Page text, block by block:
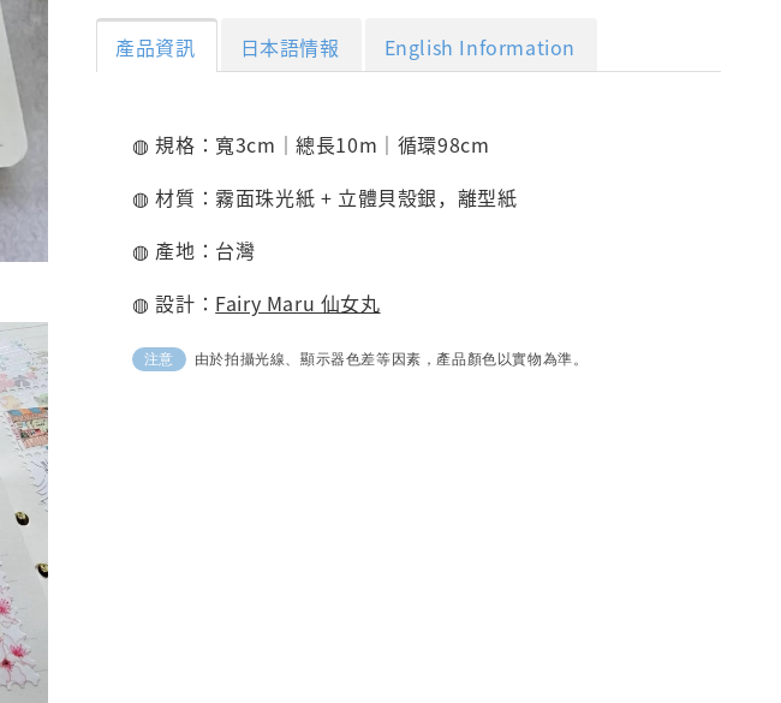
產品資訊 日本語情報 English Information
◍ 規格：寬3cm｜總長10m｜循環98cm
◍ 材質：霧面珠光紙 + 立體貝殼銀，離型紙
◍ 產地：台灣
◍ 設計： Fairy Maru 仙女丸
注意 由於拍攝光線、顯示器色差等因素，產品顏色以實物為準。